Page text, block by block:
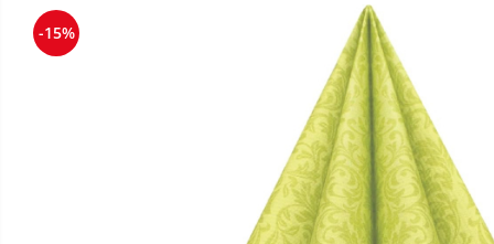
CULORI UNI
ANIVERSARE SAU BOTEZ
-15%